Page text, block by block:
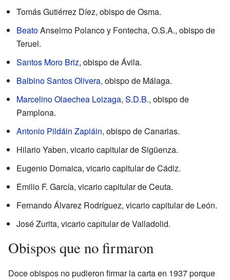
Tomás Gutiérrez Díez, obispo de Osma.
BeatoAnselmo Polanco y Fontecha, O.S.A., obispo de
Teruel.
Santos Moro Briz, obispo de Ávila.
Balbino Santos Olivera, obispo de Málaga.
Marcelino Olaechea Loizaga, S.D.B., obispo de
Pamplona.
Antonio Pildáin Zapiáin, obispo de Canarias.
Hilario Yaben, vicario capitular de Sigüenza.
Eugenio Domaica, vicario capitular de Cádiz.
Emilio F. García, vicario capitular de Ceuta.
Fernando Álvarez Rodríguez, vicario capitular de León.
José Zurita, vicario capitular de Valladolid.
Obispos que no firmaron
Doce obispos no pudieron firmar la carta en 1937 porque